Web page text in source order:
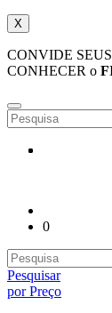
X
CONVIDE
CONHECER o
0
Pesquisar
por Preço